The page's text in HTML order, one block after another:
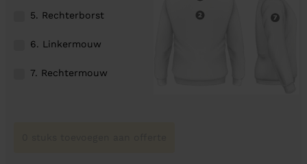
5. Rechterborst
6. Linkermouw
7. Rechtermouw